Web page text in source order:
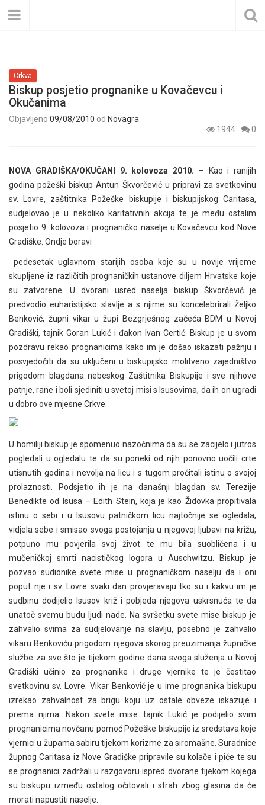
Crkva
Biskup posjetio prognanike u Kovačevcu i
Okučanima
Objavljeno 09/08/2010 od Novagra
1944
0
NOVA GRADIŠKA/OKUČANI 9. kolovoza 2010. – Kao i ranijih
godina požeški biskup Antun Škvorčević u pripravi za svetkovinu
sv. Lovre, zaštitnika Požeške biskupije i biskupijskog Caritasa,
sudjelovao je u nekoliko karitativnih akcija te je među ostalim
posjetio 9. kolovoza i prognaničko naselje u Kovačevcu kod Nove
Gradiške. Ondje boravi
pedesetak uglavnom starijih osoba koje su u novije vrijeme
skupljene iz različitih prognaničkih ustanove diljem Hrvatske koje
su zatvorene. U dvorani usred naselja biskup Škvorčević je
predvodio euharistijsko slavlje a s njime su koncelebrirali Željko
Benković, župni vikar u župi Bezgrješnog začeća BDM u Novoj
Gradiški, tajnik Goran Lukić i đakon Ivan Certić. Biskup je u svom
pozdravu rekao prognanicima kako im je došao iskazati pažnju i
posvjedočiti da su uključeni u biskupijsko molitveno zajedništvo
prigodom blagdana nebeskog Zaštitnika Biskupije i sve njihove
patnje, rane i boli sjediniti u svetoj misi s Isusovima, da ih on ugradi
u dobro ove mjesne Crkve.
U homiliji biskup je spomenuo nazočnima da su se zacijelo i jutros
pogledali u ogledalu te da su poneki od njih ponovno uočili crte
utisnutih godina i nevolja na licu i s tugom pročitali istinu o svojoj
prolaznosti. Podsjetio ih je na današnji blagdan sv. Terezije
Benedikte od Isusa – Edith Stein, koja je kao Židovka propitivala
istinu o sebi i u Isusovu patničkom licu najtočnije se ogledala,
vidjela sebe i smisao svoga postojanja u njegovoj ljubavi na križu,
potpuno mu povjerila svoj život te mu bila suobličena i u
mučeničkoj smrti nacističkog logora u Auschwitzu. Biskup je
pozvao sudionike svete mise u prognaničkom naselju da i oni
poput nje i sv. Lovre svaki dan provjeravaju tko su i kakvu im je
sudbinu dodijelio Isusov križ i pobjeda njegova uskrsnuća te da
unatoč svemu budu ljudi nade. Na svršetku svete mise biskup je
zahvalio svima za sudjelovanje na slavlju, posebno je zahvalio
vikaru Benkoviću prigodom njegova skorog preuzimanja župničke
službe za sve što je tijekom godine dana svoga služenja u Novoj
Gradiški učinio za prognanike i druge vjernike te je čestitao
svetkovinu sv. Lovre. Vikar Benković je u ime prognanika biskupu
izrekao zahvalnost za brigu koju uz ostale obveze iskazuje i
prema njima. Nakon svete mise tajnik Lukić je podijelio svim
prognanicima novčanu pomoć Požeške biskupije iz sredstava koje
vjernici u župama sabiru tijekom korizme za siromašne. Suradnice
župnog Caritasa iz Nove Gradiške pripravile su kolače i piće te su
se prognanici zadržali u razgovoru ispred dvorane tijekom kojega
su biskupu između ostalog očitovali i strah zbog glasina da će
morati napustiti naselje.